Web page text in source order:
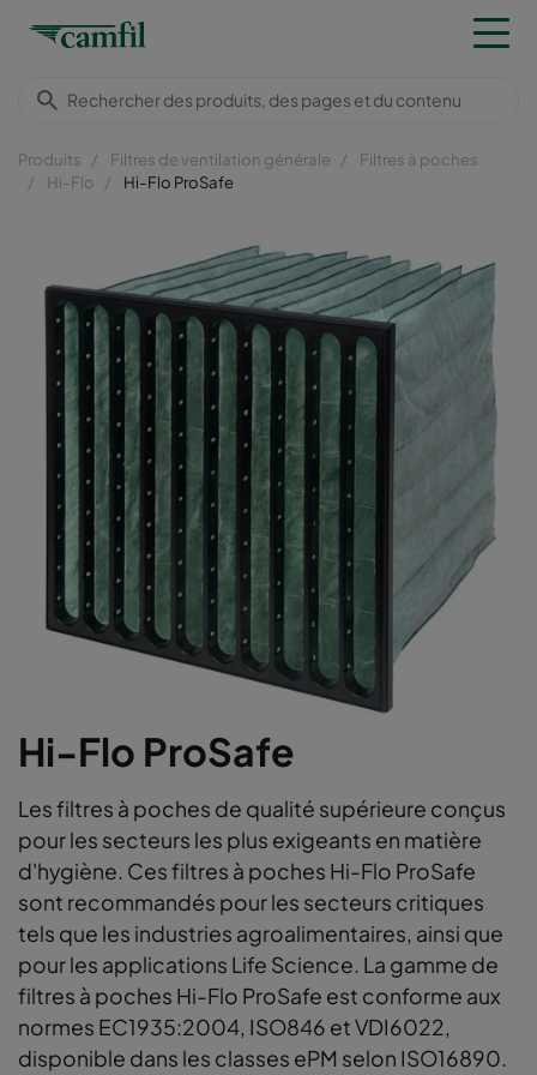
Produits Filtres de ventilation générale
Filtres à poches
Hi-Flo
Hi-Flo ProSafe
Hi-Flo ProSafe
Les filtres à poches de qualité supérieure conçus
pour les secteurs les plus exigeants en matière
d'hygiène. Ces filtres à poches Hi-Flo ProSafe
sont recommandés pour les secteurs critiques
tels que les industries agroalimentaires, ainsi que
pour les applications Life Science. La gamme de
filtres à poches Hi-Flo ProSafe est conforme aux
normes EC1935:2004, ISO846 et VDI6022,
disponible dans les classes ePM selon ISO16890.